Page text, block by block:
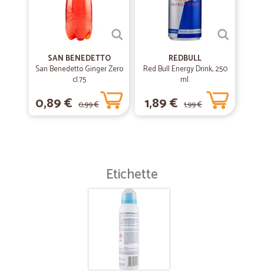
SAN BENEDETTO
San Benedetto Ginger Zero
cl.75
0,89 € 0,99 €
REDBULL
Red Bull Energy Drink, 250
ml.
1,89 € 1,99 €
Etichette